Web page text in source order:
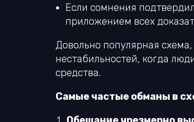
Если сомнения
приложением всех
Довольно популярная
нестабильностей, когда
средства.
Самые частые обманы в